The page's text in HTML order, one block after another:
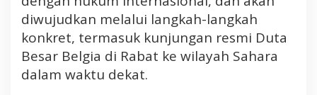
a
t
a
n
a
diwujudkan melalui langkah-langkah
konkret, termasuk kunjungan resmi Duta
Besar Belgia di Rabat ke wilayah Sahara
dalam waktu dekat.